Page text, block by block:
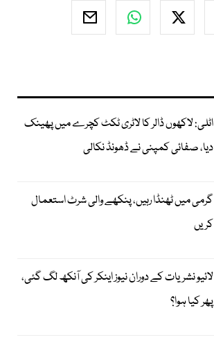
اٹلی: لاکھوں ڈالر کا لاٹری ٹکٹ کچرے میں پھینک
دیا، صفائی کمپنی نے ڈھونڈ نکالی
گرمی میں ٹھنڈا رہیں، پنکھے والی شرٹ استعمال
کریں
لائیو نشریات کے دوران نیوز اینکر کی آنکھ لگ گئی،
پھر کیا ہوا؟